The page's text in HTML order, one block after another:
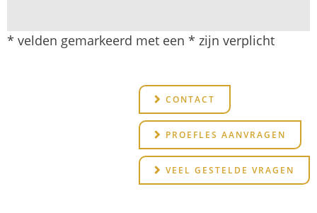
* velden gemarkeerd met een * zijn verplicht
CONTACT
PROEFLES AANVRAGEN
VEEL GESTELDE VRAGEN